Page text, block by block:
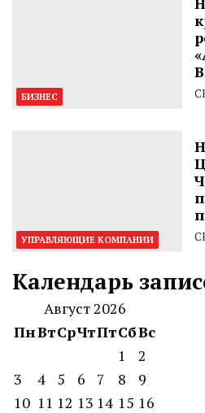
БИЗНЕС
УПРАВЛЯЮЩИЕ КОМПАНИИ
Календарь
Август 2026
ПнВтСрЧтПтСбВс
1
2
3
4 5 6 7 8
9
10 11 12 13 14 15 16